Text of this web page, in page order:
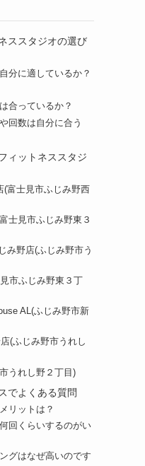
ススタジオの選び
分に適しているか？
合っているか？
回数は自分に合う
ィットネススタジ
(富士見市ふじみ野西
士見市ふじみ野東３
み野店(ふじみ野市う
市ふじみ野東３丁
AL(ふじみ野市新
(ふじみ野市うれし
うれし野２丁目)
でよくある質問
リットは？
回くらいするのがい
グはなぜ高いのです